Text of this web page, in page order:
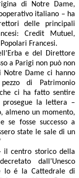
di Notre Dame,
italiano – ha
delle principali
Credit Mutuel,
Francesi.
e del Direttore
a Parigi non può non
Dame ci hanno
di Patrimonio
ci ha fatto sentire
la lettera –
almeno un momento,
se fosse successo a
state le sale di un
il centro storico della
dall’Unesco
lo é la Cattedrale di